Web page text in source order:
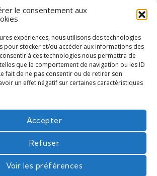
le consentement aux
expériences, nous utilisons des technologies
pour stocker et/ou accéder aux informations des
à ces technologies nous permettra de
que le comportement de navigation ou les ID
fait de ne pas consentir ou de retirer son
un effet négatif sur certaines caractéristiques
Accepter
Refuser
Voir les préférences
RSE
en toute confiance